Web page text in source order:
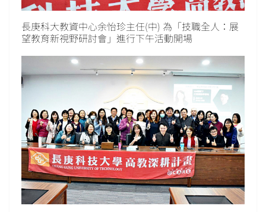
長庚科大教資中心余怡珍主任(中) 為「技職全人：展
望教育新視野研討會」進行下午活動開場